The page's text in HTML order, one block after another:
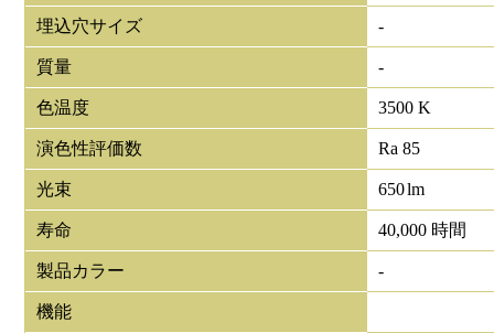
埋込穴サイズ -
質量 -
色温度 3500 K
演色性評価数 Ra 85
光束 650lm
寿命 40,000 時間
製品カラー -
機能